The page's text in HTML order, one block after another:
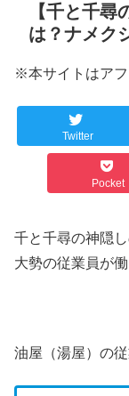
【千と千
は？ナメク
※本サイトはアフ
Twitter
Pocket
千と千尋の神隠
大勢の従業員が働
油屋（湯屋）の従